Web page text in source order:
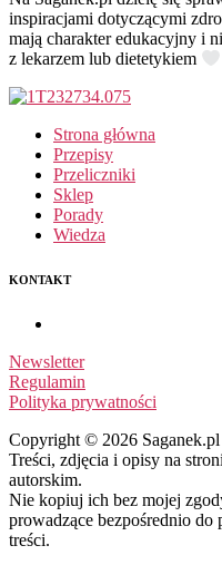
inspiracjami dotyczącymi
mają charakter edukacyjny i
z lekarzem lub dietetykiem
Strona główna
Przepisy
Przeliczniki
Sklep
Porady
Wiedza
KONTAKT
Newsletter
Regulamin
Polityka prywatności
Copyright © 2026 Saganek.pl
Treści, zdjęcia i opisy na
autorskim.
Nie kopiuj ich bez mojej
prowadzące bezpośrednio
treści.